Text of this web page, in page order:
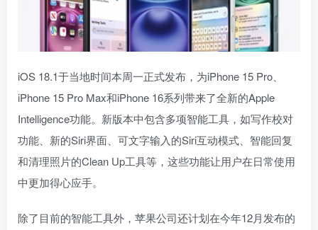
iOS 18.1于当地时间本周一正式发布，为iPhone 15 Pro、
iPhone 15 Pro Max和iPhone 16系列带来了全新的Apple
Intelligence功能。新版本中包含多项智能工具，如写作校对
功能、新的Siri界面、可文字输入的Siri互动模式、智能回复
和清理照片的Clean Up工具等，这些功能让用户在日常使用
中更加得心应手。
除了目前的智能工具外，苹果公司还计划在今年12月发布的